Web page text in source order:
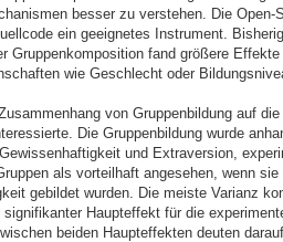
besser zu verstehen. Die
ein geeignetes Instrument.
Gruppenkomposition fand größere
wie Geschlecht oder
von Gruppenbildung auf
Die Gruppenbildung wurde
und Extraversion,
als vorteilhaft angesehen, wenn
gebildet wurden. Die meiste Varianz
Haupteffekt für die
beiden Haupteffekten deuten